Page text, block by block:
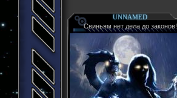
UNNAMED
Свиньям нет дела до законов!